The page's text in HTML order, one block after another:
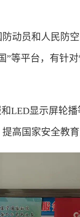
动员和人民防
等平台，有针
LED显示屏轮
高国家安全教育